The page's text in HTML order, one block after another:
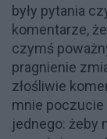
były pytania
komentarze,
czymś
pragnienie
złośliwie
mnie poczucie
jednego: żeby